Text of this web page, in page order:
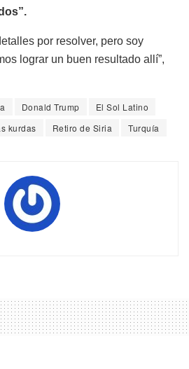
por resolver, pero soy
lograr un buen resultado allí”,
Donald Trump
El Sol Latino
kurdas Retiro de Siria Turquía